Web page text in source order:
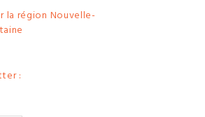
la région Nouvelle-
: